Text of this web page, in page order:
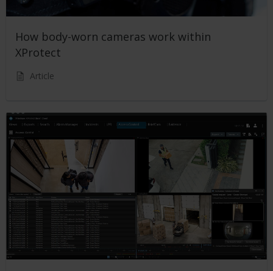
How body-worn cameras work within
XProtect
Article